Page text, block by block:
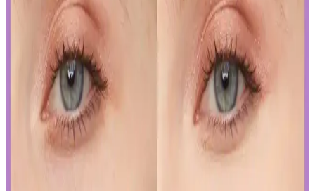
Nail Master M377 ve M378 modelleri, dayanıklılık ve parlaklık
sunan kalıcı ojeler arasında öne çıkar. Bu modellerin özellikleri ve
bakım önerileriyle uzun süre şık ve bakımlı kalabilirsiniz.
İslak Ruj Uygulama ve Bakım İpuçlarıyla
Mükemmel Dudaklara Ulaşın
İslak rujun güzelliğini ortaya çıkarmak ve kalıcılığını artırmak için
doğru uygulama teknikleri ve bakım önerileri. Dudakların temizliği,
sınır çizimi ve kat kat uygulama ile mükemmel görünüm elde edin.
Japon ve Kore Güzellik Markalarının FDA Güneş